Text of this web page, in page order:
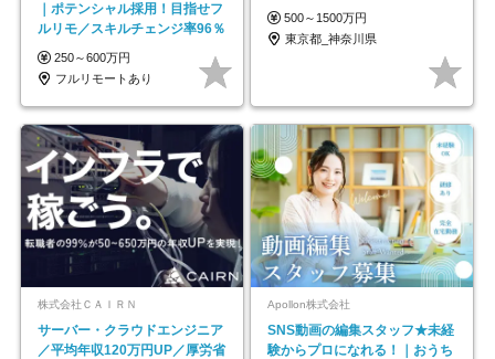
｜ポテンシャル採用！目指せフ
ルリモ／スキルチェンジ率96％
250～600万円
フルリモートあり
500～1500万円
東京都_神奈川県
株式会社ＣＡＩＲＮ
サーバー・クラウドエンジニア
／平均年収120万円UP／厚労省
Apollon株式会社
SNS動画の編集スタッフ★未経
験からプロになれる！｜おうち